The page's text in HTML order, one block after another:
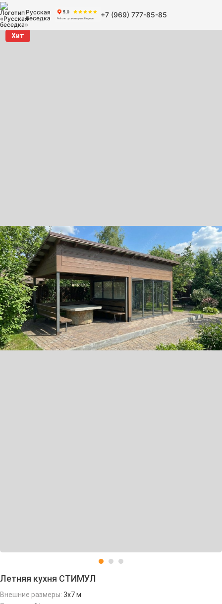
Русская
беседка
+7 (969) 777-85-85
Хит
Летняя кухня СТИМУЛ
Внешние размеры: 3x7 м